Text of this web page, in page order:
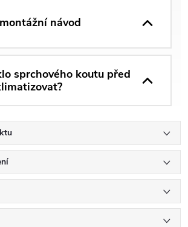
návod
sprchového koutu před